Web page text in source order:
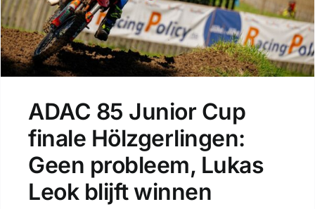
ADAC 85 Junior Cup
finale Hölzgerlingen:
Geen probleem, Lukas
Leok blijft winnen